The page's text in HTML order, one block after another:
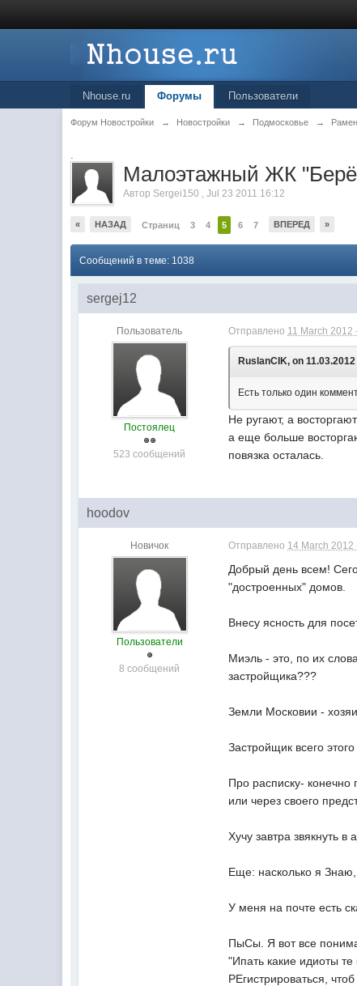
Nhouse.ru Форумы Пользователи
Форум Новостройки → Новостройки → Подмосковье →
.
Малоэтажный ЖК
Автор Sergei150 ,Jul 23 2011 16:12
« НАЗАД Страниц 3 4 5 6 7 ВПЕРЕД »
Сообщений в теме: 1038
sergej12
Пользователь
Постоялец
523 сообщений
Отправлено 11 March 2012
RuslanCIK, on
Есть только один
Не ругают, а
а еще больше
повязка осталась.
hoodov
Новичок
Пользователи
8 сообщений
Отправлено 14 March 2012
Добрый день всем!
"достроенных" домов.
Внесу ясность для
Миэль - это, по их
застройщика???
Земли Московии -
Застройщик всего
Про расписку- конечно
или через своего
Хучу завтра звякнуть в
Еще: насколько я
У меня на почте есть
ПыСы. Я вот все
"Ипать какие идиоты
РЕгистрироваться,